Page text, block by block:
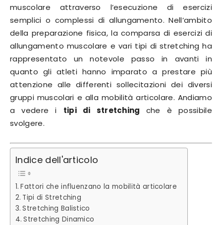
muscolare attraverso l’esecuzione di esercizi
semplici o complessi di allungamento. Nell’ambito
della preparazione fisica, la comparsa di esercizi di
allungamento muscolare e vari tipi di stretching ha
rappresentato un notevole passo in avanti in
quanto gli atleti hanno imparato a prestare più
attenzione alle differenti sollecitazioni dei diversi
gruppi muscolari e alla mobilità articolare. Andiamo
a vedere i tipi di stretching che è possibile
svolgere.
Indice dell'articolo
Fattori che influenzano la mobilità articolare
Tipi di Stretching
Stretching Balistico
Stretching Dinamico